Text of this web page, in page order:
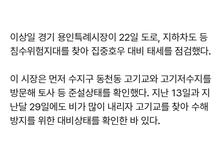
이상일 경기 용인특례시장이 22일 도로, 지하차도 등
침수위험지대를 찾아 집중호우 대비 태세를 점검했다.
이 시장은 먼저 수지구 동천동 고기교와 고기저수지를
방문해 토사 등 준설상태를 확인했다. 지난 13일과 지
난달 29일에도 비가 많이 내리자 고기교를 찾아 수해
방지를 위한 대비상태를 확인한 바 있다.